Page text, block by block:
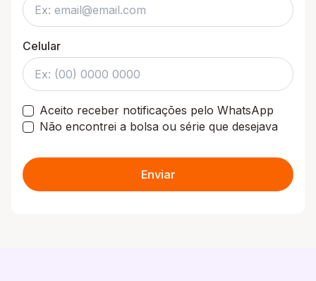
Celular
Aceito receber notificações pelo WhatsApp
Não encontrei a bolsa ou série que desejava
Enviar